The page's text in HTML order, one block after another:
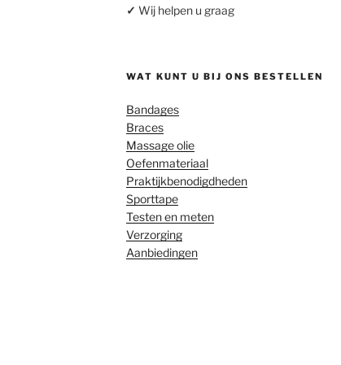
✓ Wij helpen u graag
WAT KUNT U BIJ ONS BESTELLEN
Bandages
Braces
Massage olie
Oefenmateriaal
Praktijkbenodigdheden
Sporttape
Testen en meten
Verzorging
Aanbiedingen